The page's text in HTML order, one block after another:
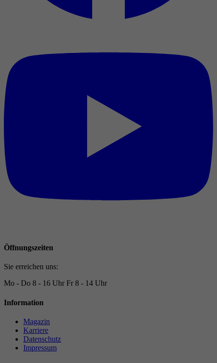
Öffnungszeiten
Sie erreichen uns:
Mo - Do 8 - 16 Uhr Fr 8 - 14 Uhr
Information
Magazin
Karriere
Datenschutz
Impressum